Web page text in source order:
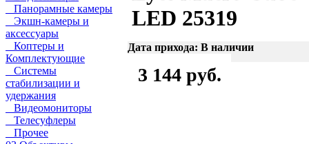
Панорамные камеры
Экшн-камеры и
аксессуары
Коптеры и
Комплектующие
Системы
стабилизации и
удержания
Видеомониторы
Телесуфлеры
Прочее
LED 25319
Дата прихода: В наличии
3 144 руб.